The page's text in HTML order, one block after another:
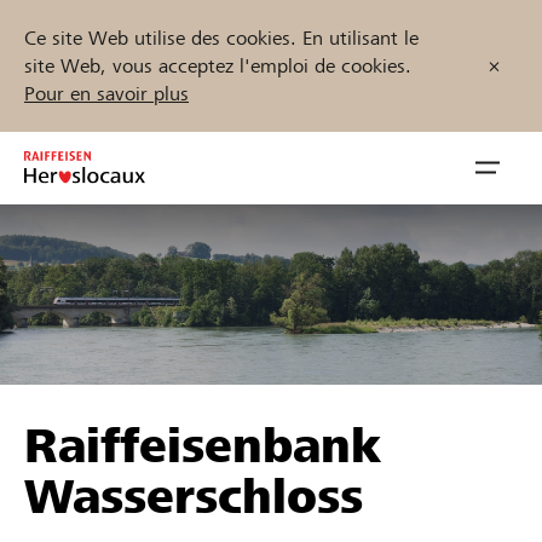
Ce site Web utilise des cookies. En utilisant le
site Web, vous acceptez l'emploi de cookies.
Pour en savoir plus
Inhalt
springen
öffnen
Parrainer
Soutien & assistance
Trouvez des projets et des organisations
Démarrez maintenant
Raiffeisenbank
Wasserschloss